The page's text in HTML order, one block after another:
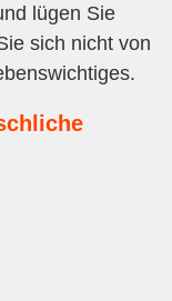
lügen Sie
sich nicht von